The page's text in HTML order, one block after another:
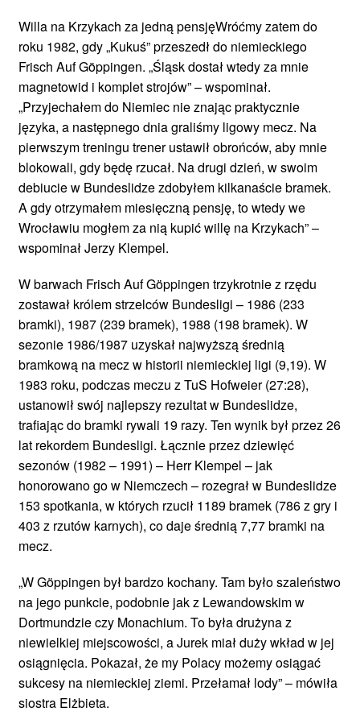
Willa na Krzykach za jedną pensjęWróćmy zatem do
roku 1982, gdy „Kukuś” przeszedł do niemieckiego
Frisch Auf Göppingen. „Śląsk dostał wtedy za mnie
magnetowid i komplet strojów” – wspominał.
„Przyjechałem do Niemiec nie znając praktycznie
języka, a następnego dnia graliśmy ligowy mecz. Na
pierwszym treningu trener ustawił obrońców, aby mnie
blokowali, gdy będę rzucał. Na drugi dzień, w swoim
debiucie w Bundeslidze zdobyłem kilkanaście bramek.
A gdy otrzymałem miesięczną pensję, to wtedy we
Wrocławiu mogłem za nią kupić willę na Krzykach” –
wspominał Jerzy Klempel.
W barwach Frisch Auf Göppingen trzykrotnie z rzędu
zostawał królem strzelców Bundesligi – 1986 (233
bramki), 1987 (239 bramek), 1988 (198 bramek). W
sezonie 1986/1987 uzyskał najwyższą średnią
bramkową na mecz w historii niemieckiej ligi (9,19). W
1983 roku, podczas meczu z TuS Hofweier (27:28),
ustanowił swój najlepszy rezultat w Bundeslidze,
trafiając do bramki rywali 19 razy. Ten wynik był przez 26
lat rekordem Bundesligi. Łącznie przez dziewięć
sezonów (1982 – 1991) – Herr Klempel – jak
honorowano go w Niemczech – rozegrał w Bundeslidze
153 spotkania, w których rzucił 1189 bramek (786 z gry i
403 z rzutów karnych), co daje średnią 7,77 bramki na
mecz.
„W Göppingen był bardzo kochany. Tam było szaleństwo
na jego punkcie, podobnie jak z Lewandowskim w
Dortmundzie czy Monachium. To była drużyna z
niewielkiej miejscowości, a Jurek miał duży wkład w jej
osiągnięcia. Pokazał, że my Polacy możemy osiągać
sukcesy na niemieckiej ziemi. Przełamał lody” – mówiła
siostra Elżbieta.